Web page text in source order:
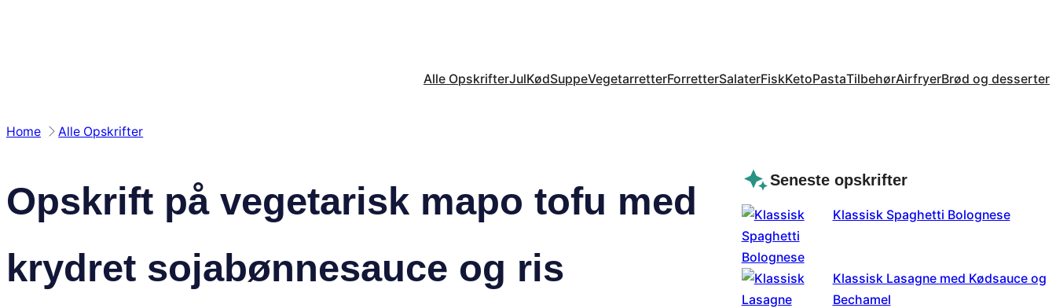
Alle OpskrifterJulKødSuppeVegetarretterForretterSalaterFiskKetoPastaTilbehørAirfryerBrød og desserter
Home Alle Opskrifter
Opskrift på vegetarisk mapo tofu med
krydret sojabønnesauce og ris
Seneste opskrifter
Klassisk Spaghetti Bolognese
Klassisk Lasagne med Kødsauce og
Bechamel